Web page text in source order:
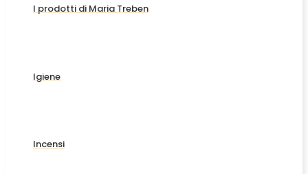
I prodotti di Maria Treben
Igiene
Incensi